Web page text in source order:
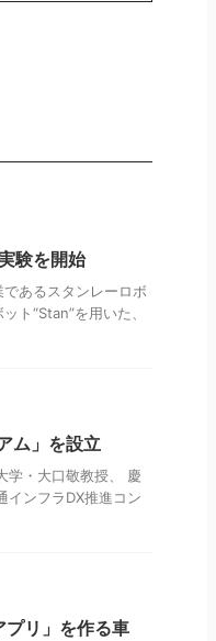
験を開始
あるスタンレーロボ
ト“Stan”を用いた、
ム」を設立
学・大口敬教授、 慶
インフラDX推進コン
リ」を作る車